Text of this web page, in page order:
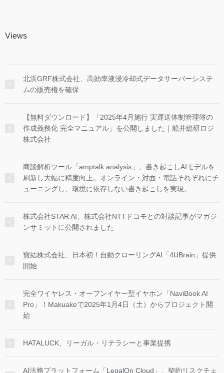
Views
北浜GRF株式会社、高効率液浸冷却式データサーバーシステ
ムの販売権を確保
【無料ダウンロード】「2025年4月施行 実運送体制管理簿の
作成義務化 完全マニュアル」を公開しました｜船井総研ロジ
株式会社
商談解析ツール「amptalk analysis」、書き起こしAIモデルを
刷新し大幅に精度向上。オンライン・対面・電話それぞれにチ
ューニングし、環境に依存しない書き起こしを実現。
株式会社STAR AI、株式会社NTTドコモとの対談記事がマガジ
ンサミットに公開されました
寶結株式会社、日本初！自動クローリングAI「4UBrain」提供
開始
完全ワイヤレス・オープンイヤー型イヤホン「NaviBook AI
Pro」！Makuakeで2025年1月4日（土）からプロジェクト開
始
HATALUCK、リーガル・リテラシーと事業提携
AI法務プラットフォーム「LegalOn Cloud」、契約リスクチェ